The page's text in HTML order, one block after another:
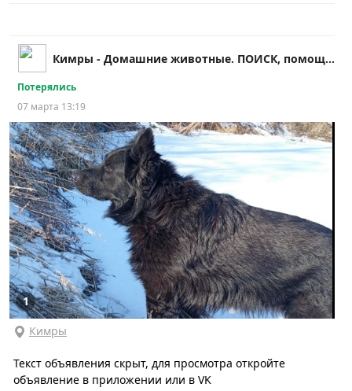
Кимры - Домашние животные. ПОИСК, помощь и др.!!
Потерялись
07 марта 13:19
1
Кимры
Текст объявления скрыт, для просмотра откройте
объявление в приложении или в VK